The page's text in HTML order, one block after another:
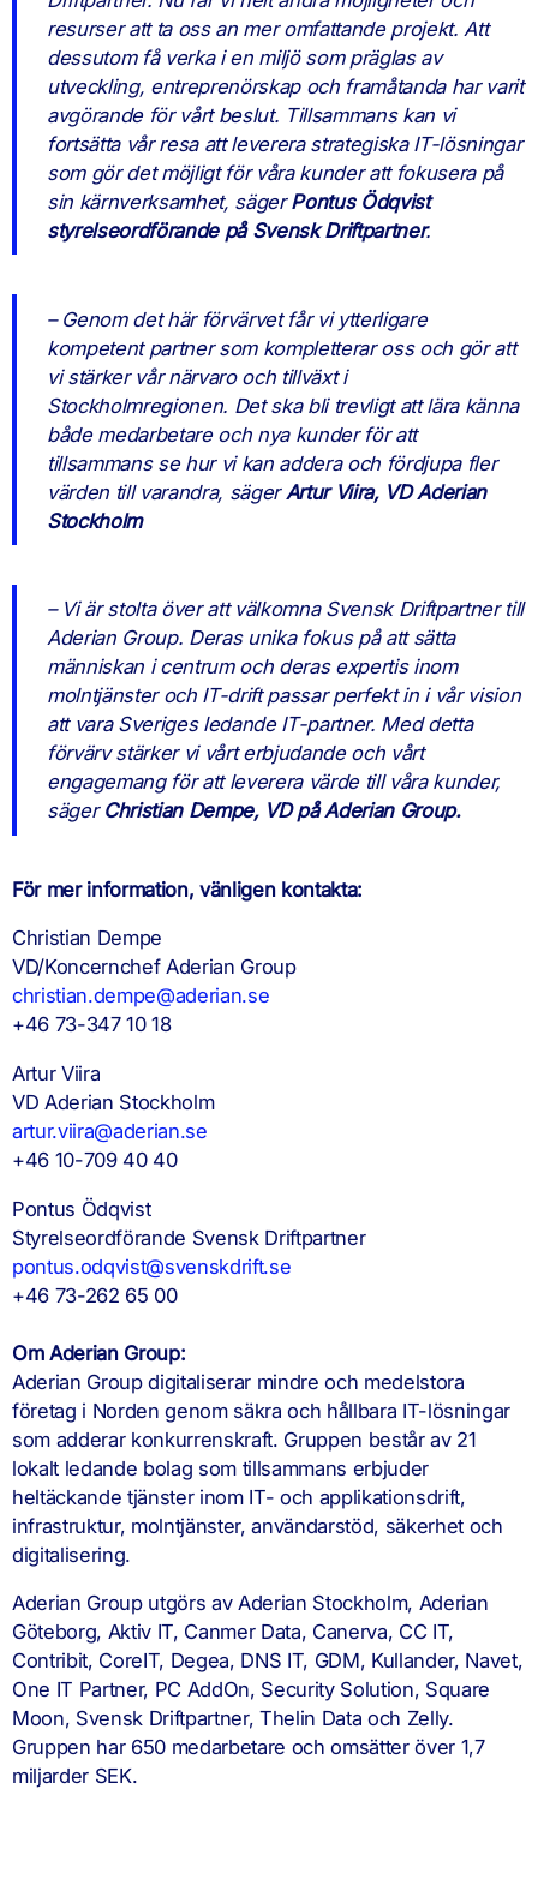
resurser att ta oss an mer omfattande projekt. Att
dessutom få verka i en miljö som präglas av
utveckling, entreprenörskap och framåtanda har varit
avgörande för vårt beslut. Tillsammans kan vi
fortsätta vår resa att leverera strategiska IT-lösningar
som gör det möjligt för våra kunder att fokusera på
sin kärnverksamhet, sägerPontus Ödqvist
styrelseordförande på Svensk Driftpartner.
– Genom det här förvärvet får vi ytterligare
kompetent partner som kompletterar oss och gör att
vi stärker vår närvaro och tillväxt i
Stockholmregionen. Det ska bli trevligt att lära känna
både medarbetare och nya kunder för att
tillsammans se hur vi kan addera och fördjupa fler
värden till varandra, säger Artur Viira, VD Aderian
Stockholm
– Vi är stolta över att välkomna Svensk Driftpartner till
Aderian Group. Deras unika fokus på att sätta
människan i centrum och deras expertis inom
molntjänster och IT-drift passar perfekt in i vår vision
att vara Sveriges ledande IT-partner. Med detta
förvärv stärker vi vårt erbjudande och vårt
engagemang för att leverera värde till våra kunder,
säger Christian Dempe, VD på Aderian Group.
För mer information, vänligen kontakta:
Christian Dempe
VD/Koncernchef Aderian Group
christian.dempe@aderian.se
+46 73-347 10 18
Artur Viira
VD Aderian Stockholm
artur.viira@aderian.se
+46 10-709 40 40
Pontus Ödqvist
Styrelseordförande Svensk Driftpartner
pontus.odqvist@svenskdrift.se
+46 73-262 65 00
Om Aderian Group:
Aderian Group digitaliserar mindre och medelstora
företag i Norden genom säkra och hållbara IT-lösningar
som adderar konkurrenskraft. Gruppen består av 21
lokalt ledande bolag som tillsammans erbjuder
heltäckande tjänster inom IT- och applikationsdrift,
infrastruktur, molntjänster, användarstöd, säkerhet och
digitalisering.
Aderian Group utgörs av Aderian Stockholm, Aderian
Göteborg, Aktiv IT, Canmer Data, Canerva, CC IT,
Contribit, CoreIT, Degea, DNS IT, GDM, Kullander, Navet,
One IT Partner, PC AddOn, Security Solution, Square
Moon, Svensk Driftpartner, Thelin Data och Zelly.
Gruppen har 650 medarbetare och omsätter över 1,7
miljarder SEK.